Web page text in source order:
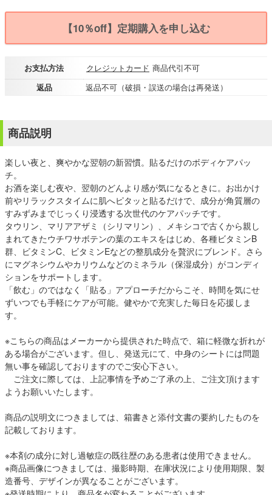
【10％off】定期購入を申し込む
お支払方法 クレジットカード 商品代引不可
返品
返品不可（破損・誤送の場合は再発送）
商品説明
楽しい夜と、爽やかな翌朝の新習慣。貼るだけのボディケアパッ
チ。
お酒を楽しむ夜や、翌朝のどんより感が気になるときに。お出かけ
前やリラックスタイムに肌へピタッと貼るだけで、成分が角質層の
すみずみまでじっくり浸透する次世代のケアパッチです。
タウリン、マリアアザミ（シリマリン）、メキシコで古くから親し
まれてきたウチワサボテンの葉のエキスをはじめ、各種ビタミンB
群、ビタミンC、ビタミンEなどの整肌成分を贅沢にブレンド。さら
にマグネシウムやカリウムなどのミネラル（保湿成分）がコンディ
ションをサポートします。
「飲む」のではなく「貼る」アプローチだからこそ、時間を気にせ
ずいつでも手軽にケアが可能。健やかで充実した毎日を応援しま
す。
※こちらの商品はメーカーから提供された時点で、箱に軽微な折れが
ある場合がございます。但し、発送元にて、中身のシートには問題
無い事を確認しておりますのでご安心下さい。
ご注文に際しては、上記事情を予めご了承の上、ご注文頂けます
ようお願いいたします。
商品の説明文につきましては、箱書きと添付文書の要約したものを
記載しております。
※本剤の成分に対し過敏症の既往歴のある患者は使用できません。
※商品画像につきましては、撮影時期、在庫状況により使用期限、製
造番号、デザインが異なることがございます。